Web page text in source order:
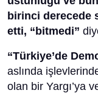
birinci derecede
etti, “bitmedi”
“Türkiye’de
aslında
olan bir Yargı’ya